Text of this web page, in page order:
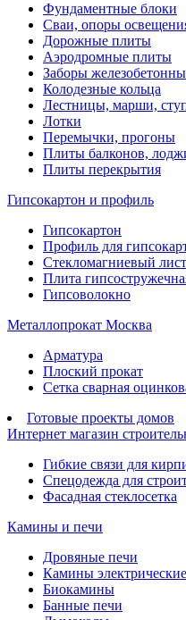
Фундаментные блоки
Сваи, опоры
Дорожные плиты
Аэродромные плиты
Заборы
Колодезные кольца
Лестницы, марши,
Лотки
Перемычки, прогоны
Плиты балконов,
Плиты перекрытия
Гипсокартон и профиль
Гипсокартон
Профиль для
Стекломагниевый лист
Плита
Гипсоволокно
Металлопрокат Москва
Арматура
Плоский прокат
Сетка сварная
Готовые проекты домов
Интернет магазин
Гибкие связи для
Спецодежда для
Фасадная стеклосетка
Камины и печи
Дровяные печи
Камины электрические
Биокамины
Банные печи